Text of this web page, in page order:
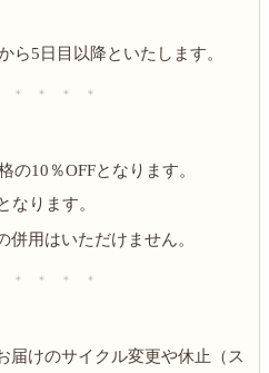
ら5日目以降といたします。
＊ ＊ ＊ ＊
の10％OFFとなります。
なります。
用はいただけません。
＊ ＊ ＊ ＊
届けのサイクル変更や休止（ス